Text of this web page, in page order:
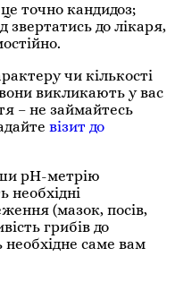
це точно кандидоз;
звертатись до лікаря,
чи кількості
викликають у вас
– не займайтесь
візит до
рН-метрію
необхідні
(мазок, посів,
грибів до
необхідне саме вам